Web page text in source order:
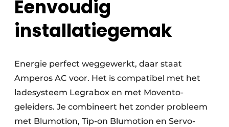
Eenvoudig
installatiegemak
Energie perfect weggewerkt, daar staat
Amperos AC voor. Het is compatibel met het
ladesysteem Legrabox en met Movento-
geleiders. Je combineert het zonder probleem
met Blumotion, Tip-on Blumotion en Servo-